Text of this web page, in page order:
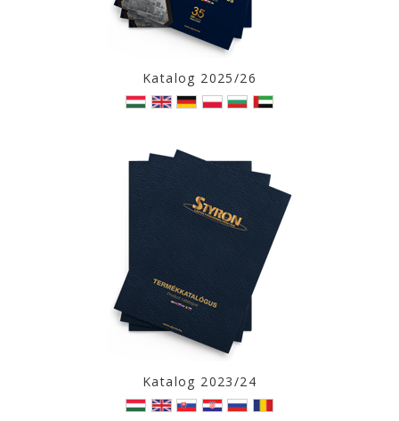
Katalog 2025/26
Katalog 2023/24